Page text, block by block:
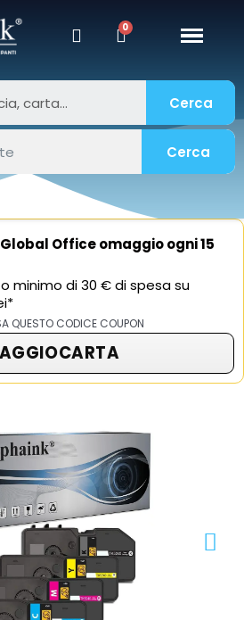
Cerca
Cerca
Office omaggio ogni 15
minimo di 30 € di spesa su
QUESTO CODICE COUPON